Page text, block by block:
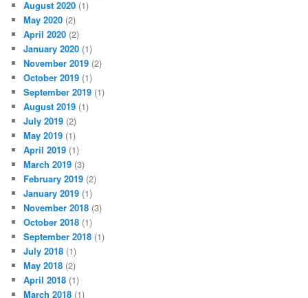
August 2020 (1)
May 2020 (2)
April 2020 (2)
January 2020 (1)
November 2019 (2)
October 2019 (1)
September 2019 (1)
August 2019 (1)
July 2019 (2)
May 2019 (1)
April 2019 (1)
March 2019 (3)
February 2019 (2)
January 2019 (1)
November 2018 (3)
October 2018 (1)
September 2018 (1)
July 2018 (1)
May 2018 (2)
April 2018 (1)
March 2018 (1)